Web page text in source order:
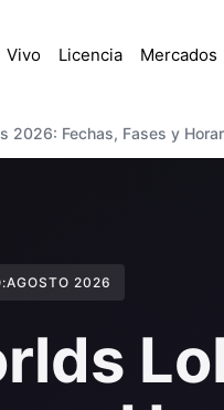
Vivo Licencia Mercados
2026: Fechas, Fases y
AGOSTO 2026